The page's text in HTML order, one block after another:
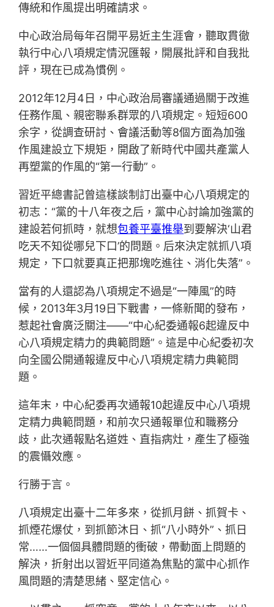
傳統和作風提出明確請求。
中心政治局每年召開平易近主生涯會，聽取貫徹
執行中心八項規定情況匯報，開展批評和自我批
評，現在已成為慣例。
2012年12月4日，中心政治局審議通過關于改進
任務作風、親密聯系群眾的八項規定。短短600
余字，從調查研討、會議活動等8個方面為加強
作風建設立下規矩，開啟了新時代中國共產黨人
再塑黨的作風的“第一行動”。
習近平總書記曾這樣談制訂出臺中心八項規定的
初志：“黨的十八年夜之后，黨中心討論加強黨的
建設若何抓時，就想包養平臺推舉到要解決‘山君
吃天不知從哪兒下口’的問題。后來決定就抓八項
規定，下口就要真正把那塊吃進往、消化失落”。
當有的人還認為八項規定不過是“一陣風”的時
候，2013年3月19日下戰書，一條新聞的發布，
惹起社會廣泛關注——“中心紀委通報6起違反中
心八項規定精力的典範問題”。這是中心紀委初次
向全國公開通報違反中心八項規定精力典範問
題。
這年末，中心紀委再次通報10起違反中心八項規
定精力典範問題，和前次只通報單位和職務分
歧，此次通報點名道姓、直指病灶，產生了極強
的震懾效應。
行勝于言。
八項規定出臺十二年多來，從抓月餅、抓賀卡、
抓煙花爆仗，到抓節沐日、抓“八小時外”、抓日
常……一個個具體問題的衝破，帶動面上問題的
解決，折射出以習近平同道為焦點的黨中心抓作
風問題的清楚思緒、堅定信心。